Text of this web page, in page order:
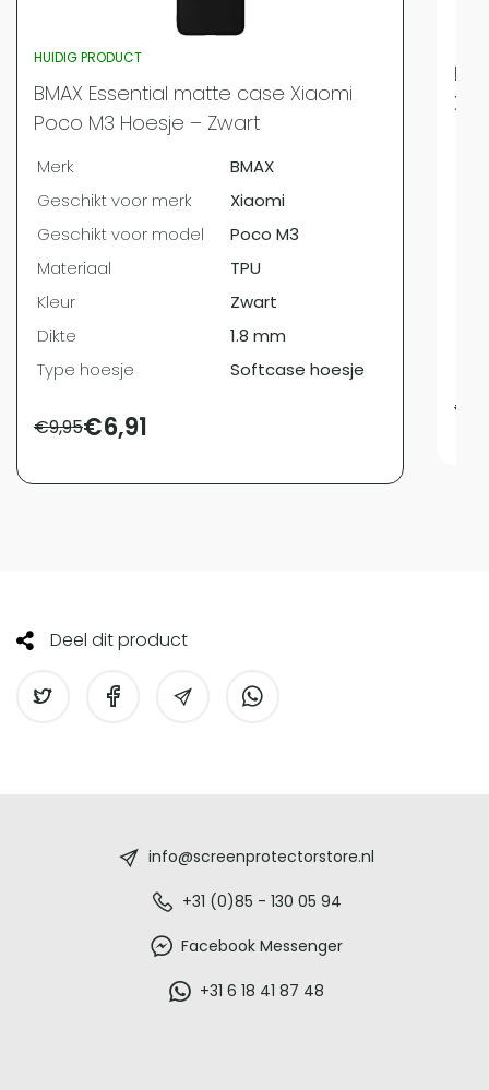
HUIDIG PRODUCT
BMAX Essential matte case Xiaomi
Poco M3 Hoesje – Zwart
Merk
BMAX
Geschikt voor merk
Xiaomi
Geschikt voor model
Poco M3
Materiaal
TPU
Kleur
Zwart
Dikte
1.8 mm
Type hoesje
Softcase hoesje
€9,95€6,91
€
Deel dit product
info@screenprotectorstore.nl
+31 (0)85 - 130 05 94
Facebook Messenger
+31 6 18 41 87 48